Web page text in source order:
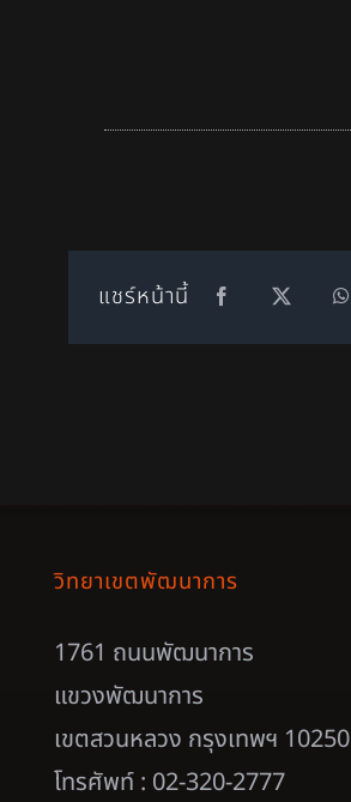
แชร์หน้านี้
วิทยาเขตพัฒนาการ
1761 ถนนพัฒนาการ
แขวงพัฒนาการ
เขตสวนหลวง กรุงเทพฯ 10250
โทรศัพท์ : 02-320-2777